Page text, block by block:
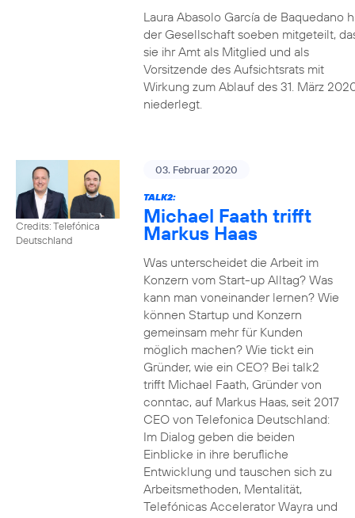
Laura Abasolo García de Baquedano
der Gesellschaft soeben mitgeteilt,
sie ihr Amt als Mitglied und als
Vorsitzende des Aufsichtsrats mit
Wirkung zum Ablauf des 31. März
niederlegt.
Credits: Telefónica
Deutschland
03. Februar 2020
TALK2:
Michael Faath trifft
Markus Haas
Was unterscheidet die Arbeit im
Konzern vom Start-up Alltag? Was
kann man voneinander lernen? Wie
können Startup und Konzern
gemeinsam mehr für Kunden
möglich machen? Wie tickt ein
Gründer, wie ein CEO? Bei talk2
trifft Michael Faath, Gründer von
conntac, auf Markus Haas, seit 2017
CEO von Telefonica Deutschland:
Im Dialog geben die beiden
Einblicke in ihre berufliche
Entwicklung und tauschen sich zu
Arbeitsmethoden, Mentalität,
Telefónicas Accelerator Wayra und